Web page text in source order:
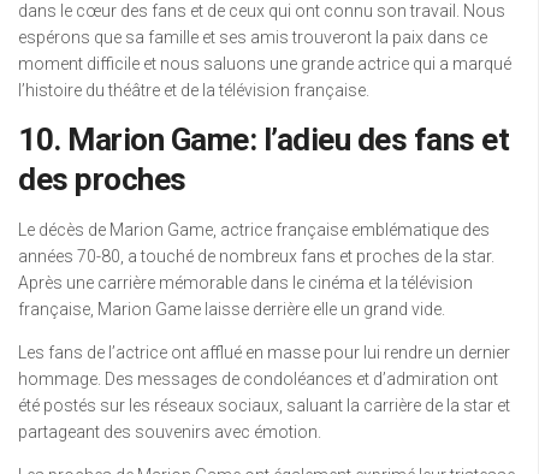
dans le cœur des fans et de ceux qui ont connu son travail. Nous
espérons que sa famille et ses amis trouveront la paix dans ce
moment difficile et nous saluons une grande actrice qui a marqué
l’histoire du théâtre et de la télévision française.
10. Marion Game: l’adieu des fans et
des proches
Le décès de Marion Game, actrice française emblématique des
années 70-80, a touché de nombreux fans et proches de la star.
Après une carrière mémorable dans le cinéma et la télévision
française, Marion Game laisse derrière elle un grand vide.
Les fans de l’actrice ont afflué en masse pour lui rendre un dernier
hommage. Des messages de condoléances et d’admiration ont
été postés sur les réseaux sociaux, saluant la carrière de la star et
partageant des souvenirs avec émotion.